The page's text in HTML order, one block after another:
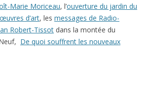
Marie Moriceau, l’ouverture du jardin du
d’art, les messages de Radio-
Robert-Tissot dans la montée du
De quoi souffrent les nouveaux